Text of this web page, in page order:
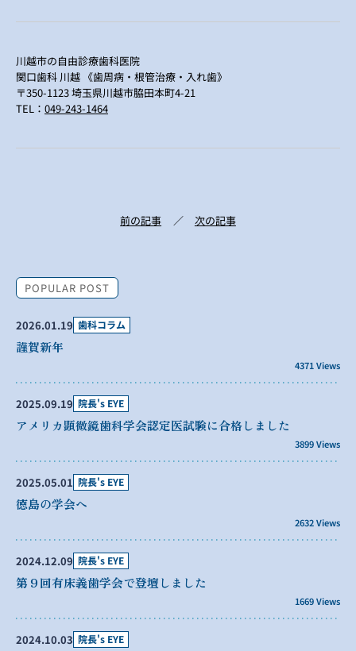
川越市の自由診療歯科医院
関口歯科 川越 《歯周病・根管治療・入れ歯》
〒350-1123 埼玉県川越市脇田本町4-21
TEL： 049-243-1464
前の記事 次の記事
POPULAR POST
2026.01.19 歯科コラム
謹賀新年
4371 Views
2025.09.19 院長's EYE
アメリカ顕微鏡歯科学会認定医試験に合格しました
3899 Views
2025.05.01 院長's EYE
徳島の学会へ
2632 Views
2024.12.09 院長's EYE
第９回有床義歯学会で登壇しました
1669 Views
2024.10.03 院長's EYE